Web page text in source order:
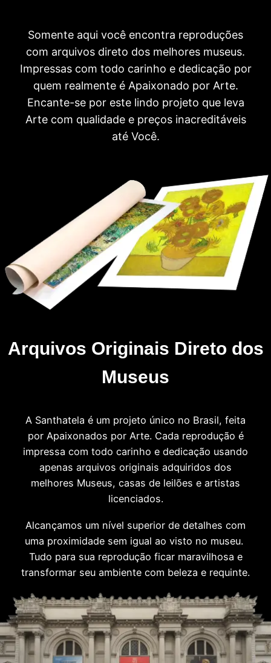
Somente aqui você encontra reproduções
com arquivos direto dos melhores museus.
Impressas com todo carinho e dedicação por
quem realmente é Apaixonado por Arte.
Encante-se por este lindo projeto que leva
Arte com qualidade e preços inacreditáveis
até Você.
Arquivos Originais Direto dos
Museus
A Santhatela é um projeto único no Brasil, feita
por Apaixonados por Arte. Cada reprodução é
impressa com todo carinho e dedicação usando
apenas arquivos originais adquiridos dos
melhores Museus, casas de leilões e artistas
licenciados.
Alcançamos um nível superior de detalhes com
uma proximidade sem igual ao visto no museu.
Tudo para sua reprodução ficar maravilhosa e
transformar seu ambiente com beleza e requinte.